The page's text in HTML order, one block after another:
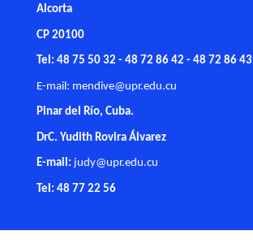
Alcorta
CP 20100
Tel: 48 75 50 32 - 48 72 86 42 - 48 72 86 43
E-mail: mendive@upr.edu.cu
Pinar del Río, Cuba.
DrC. Yudith Rovira Álvarez
E-mail: judy@upr.edu.cu
Tel: 48 77 22 56